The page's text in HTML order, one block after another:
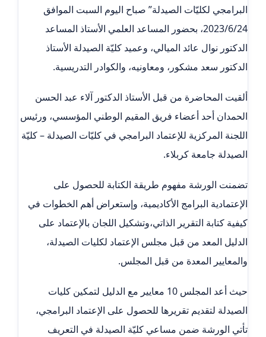
البرامجي لكليّات الصيدلة” صباح اليوم السبت الموافق
2023/6/24، بحضور المساعد العلمي الأستاذ المساعد
الدكتور نوال عائد الميالي، وعميد كليّة الصيدلة الأستاذ
الدكتور سعد مشكور، ومعاونيه، والكوادر التدريسية.
ألقيت المحاضرة من قبل الأستاذ الدكتور آلاء عبد الحسن
الحمدان أحد أعضاء فريق المقيم الوطني المؤسسي، ورئيس
اللجنة المركزية للإعتماد البرامجي في كليّات الصيدلة – كليّة
الصيدلة جامعة كربلاء.
تضمنت الورشة مفهوم طريقة الكتابة للحصول على
الإعتمادية البرامج الأكاديمية، وإستعراض أهم الخطوات في
كيفية كتابة التقرير الذاتي،وتشكيل اللجان بالإعتماد على
الدليل المعد من قبل مجلس الإعتماد لكليات الصيدلة،
والمعايير المعدة من قبل المجلس.
حيث أعد المجلس 10 معايير مع الدليل لتمكين كليات
الصيدلة لتقديم تقريرها للحصول على الإعتماد البرامجي،
تأتي الورشة ضمن مساعي كليّة الصيدلة في التعريف